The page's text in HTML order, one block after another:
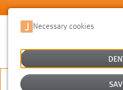
Skip to main content
APPLY
Necessary cookies